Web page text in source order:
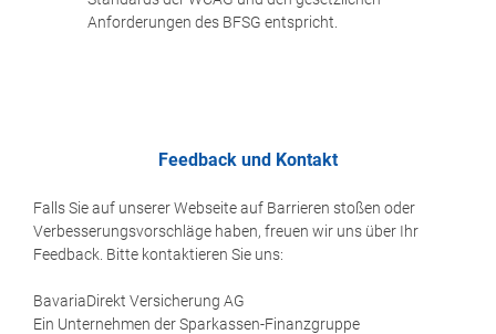
Anforderungen des BFSG entspricht.
Feedback und Kontakt
Falls Sie auf unserer Webseite auf Barrieren stoßen oder
Verbesserungsvorschläge haben, freuen wir uns über Ihr
Feedback. Bitte kontaktieren Sie uns:
BavariaDirekt Versicherung AG
Ein Unternehmen der Sparkassen-Finanzgruppe